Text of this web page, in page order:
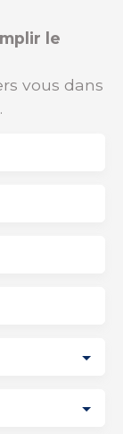
le
vous dans